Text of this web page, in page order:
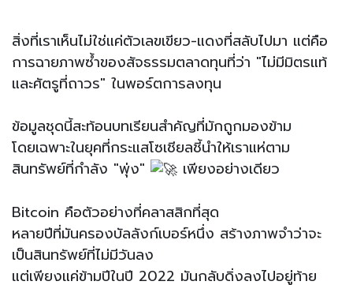
สิ่งที่เราเห็นไม่ใช่แค่ตัวเลขเขียว-แดงที่สลับไปมา แต่คือ
การฉายภาพซ้ำของสัจธรรมตลาดทุนที่ว่า "ไม่มีมิตรแท้
และศัตรูที่ถาวร" ในพอร์ตการลงทุน
ข้อมูลชุดนี้สะท้อนบทเรียนสำคัญที่มักถูกมองข้าม
โดยเฉพาะในยุคที่กระแสโซเชียลชี้นำให้เราแห่ตาม
สินทรัพย์ที่กำลัง "พุ่ง"
เพียงอย่างเดียว
Bitcoin คือตัวอย่างที่คลาสสิกที่สุด
หลายปีที่มันครองบัลลังก์เบอร์หนึ่ง สร้างภาพจำว่าจะ
เป็นสินทรัพย์ที่ไม่มีวันลง
แต่เพียงแค่ข้ามปีในปี 2022 มันกลับดิ่งลงไปอยู่ท้าย